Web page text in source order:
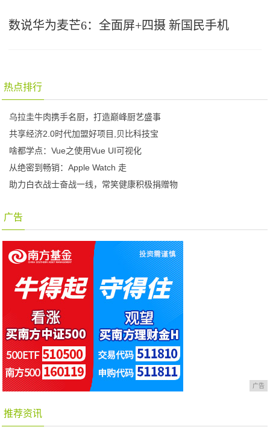
数说华为麦芒6：全面屏+四摄 新国民手机
热点排行
乌拉圭牛肉携手名厨，打造巅峰厨艺盛事
共享经济2.0时代加盟好项目,贝比科技宝
啥都学点：Vue之使用Vue UI可视化
从绝密到畅销：Apple Watch 走
助力白衣战士奋战一线，常笑健康积极捐赠物
广告
广告
推荐资讯